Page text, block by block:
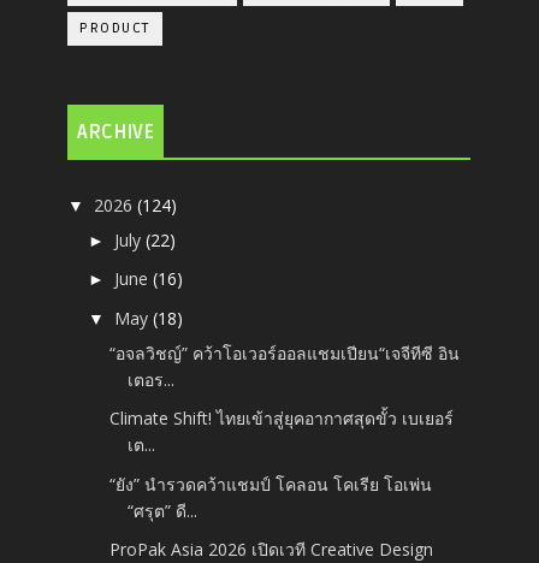
PRODUCT
ARCHIVE
▼ 2026(124)
► July(22)
► June(16)
▼ May(18)
“อจลวิชญ์” คว้าโอเวอร์ออลแชมเปียน“เจจีทีซี อิน
เตอร...
Climate Shift! ไทยเข้าสู่ยุคอากาศสุดขั้ว เบเยอร์
เต...
“ยัง” นำรวดคว้าแชมป์ โคลอน โคเรีย โอเพ่น
“ศรุต” ดี...
ProPak Asia 2026 เปิดเวที Creative Design